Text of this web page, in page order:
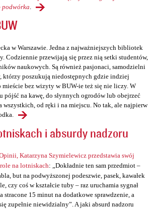
podwórka
w Warszawie. Jedna z najważniejszych bibliotek
Codziennie przewijają się przez nią setki studentów,
naukowych. Są również pasjonaci, samodzielni
którzy poszukują niedostępnych gdzie indziej
bez wizyty w BUW-ie też się nie liczy. W
na kawę, do słynnych ogrodów lub obejrzeć
wszystkich, od ręki i na miejscu. No tak, ale najpierw
i absurdy nadzoru
Katarzyna Szymielewicz przedstawia swój
na lotniskach: „Dokładnie ten sam przedmiot –
but na podwyższonej podeszwie, pasek, kawałek
czy coś w kształcie tuby – raz uruchamia sygnał
stracone 15 minut na dodatkowe sprawdzenie, a
zupełnie niewidzialny”. A jaki absurd nadzoru